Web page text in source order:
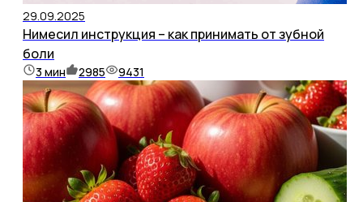
29.09.2025
Нимесил инструкция – как принимать от зубной
боли
3 мин 2985 9431